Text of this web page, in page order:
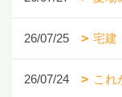
26/07/25 宅建
26/07/24 これ